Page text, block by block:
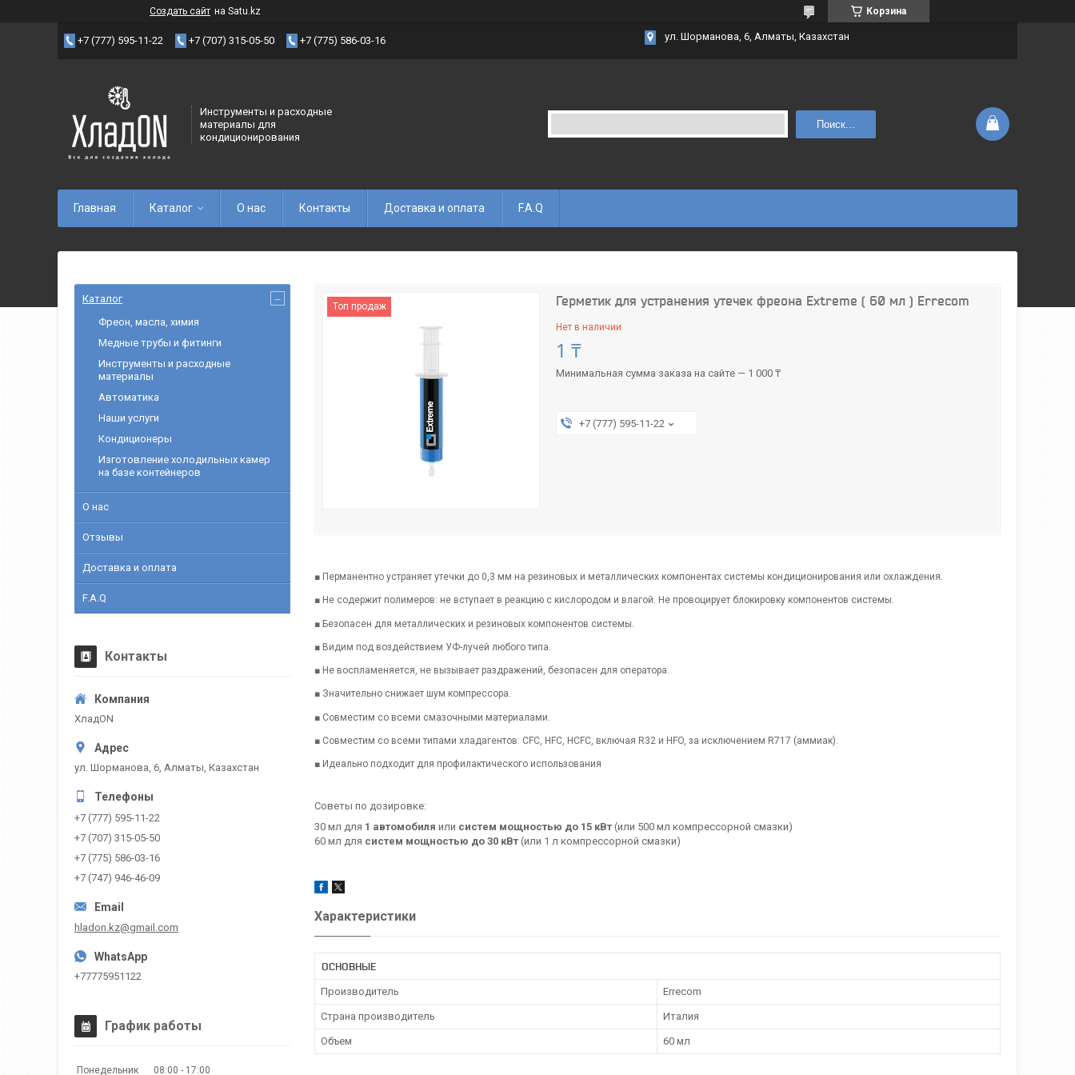
Создать сайт на Satu.kz Корзина
+7 (777) 595-11-22 +7 (707) 315-05-50 +7 (775) 586-03-16 ул. Шорманова, 6, Алматы, Казахстан
Инструменты и расходные
материалы для
кондиционирования
Поиск...
Главная Каталог О нас Контакты Доставка и оплата F.A.Q
Топ продаж Герметик для устранения утечек фреона Extreme ( 60 мл ) Errecom
Нет в наличии
1 ₸
Минимальная сумма заказа на сайте — 1 000 ₸
+7 (777) 595-11-22
■ Перманентно устраняет утечки до 0,3 мм на резиновых и металлических компонентах системы кондиционирования или охлаждения.
■ Не содержит полимеров: не вступает в реакцию с кислородом и влагой. Не провоцирует блокировку компонентов системы.
■ Безопасен для металлических и резиновых компонентов системы.
■ Видим под воздействием УФ-лучей любого типа.
■ Не воспламеняется, не вызывает раздражений, безопасен для оператора.
■ Значительно снижает шум компрессора.
■ Совместим со всеми смазочными материалами.
■ Совместим со всеми типами хладагентов: CFC, HFC, HCFC, включая R32 и HFO, за исключением R717 (аммиак).
■ Идеально подходит для профилактического использования
Советы по дозировке:
30 мл для 1 автомобиля или систем мощностью до 15 кВт (или 500 мл компрессорной смазки)
60 мл для систем мощностью до 30 кВт (или 1 л компрессорной смазки)
Характеристики
ОСНОВНЫЕ
Производитель Errecom
Страна производитель Италия
Объем 60 мл
Каталог
Фреон, масла, химия
Медные трубы и фитинги
Инструменты и расходные
материалы
Автоматика
Наши услуги
Кондиционеры
Изготовление холодильных камер
на базе контейнеров
О нас
Отзывы
Доставка и оплата
F.A.Q
Контакты
ХладON
ул. Шорманова, 6, Алматы, Казахстан
+7 (777) 595-11-22
+7 (707) 315-05-50
+7 (775) 586-03-16
+7 (747) 946-46-09
hladon.kz@gmail.com
+77775951122
График работы
Понедельник 08:00 17:00